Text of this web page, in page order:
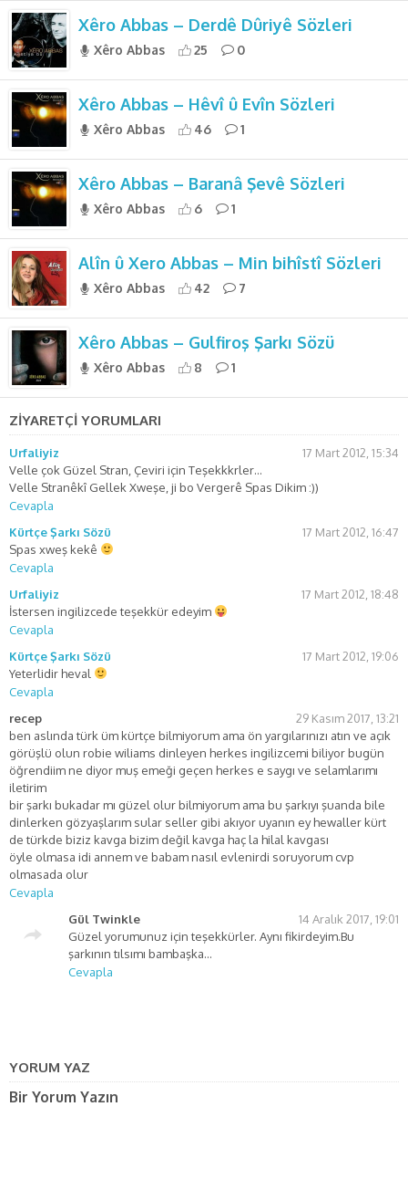
Xêro Abbas – Derdê Dûriyê Sözleri
Xêro Abbas 25 0
Xêro Abbas – Hêvî û Evîn Sözleri
Xêro Abbas 46 1
Xêro Abbas – Baranâ Şevê Sözleri
Xêro Abbas 6 1
Alîn û Xero Abbas – Min bihîstî Sözleri
Xêro Abbas 42 7
Xêro Abbas – Gulfiroş Şarkı Sözü
Xêro Abbas 8 1
ZİYARETÇİ YORUMLARI
Urfaliyiz
17 Mart 2012, 15:34
Velle çok Güzel Stran, Çeviri için Teşekkkrler…
Velle Stranêkî Gellek Xweşe, ji bo Vergerê Spas Dikim :))
Cevapla
Kürtçe Şarkı Sözü
17 Mart 2012, 16:47
Spas xweş kekê
Cevapla
Urfaliyiz
17 Mart 2012, 18:48
İstersen ingilizcede teşekkür edeyim
Cevapla
Kürtçe Şarkı Sözü
17 Mart 2012, 19:06
Yeterlidir heval
Cevapla
recep
29 Kasım 2017, 13:21
ben aslında türk üm kürtçe bilmiyorum ama ön yargılarınızı atın ve açık
görüşlü olun robie wiliams dinleyen herkes ingilizcemi biliyor bugün
öğrendiim ne diyor muş emeği geçen herkes e saygı ve selamlarımı
iletirim
bir şarkı bukadar mı güzel olur bilmiyorum ama bu şarkıyı şuanda bile
dinlerken gözyaşlarım sular seller gibi akıyor uyanın ey hewaller kürt
de türkde biziz kavga bizim değil kavga haç la hilal kavgası
öyle olmasa idi annem ve babam nasıl evlenirdi soruyorum cvp
olmasada olur
Cevapla
Gül Twinkle
14 Aralık 2017, 19:01
Güzel yorumunuz için teşekkürler. Aynı fikirdeyim.Bu
şarkının tılsımı bambaşka…
Cevapla
YORUM YAZ
Bir Yorum Yazın